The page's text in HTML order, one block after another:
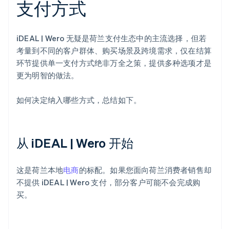
支付方式
iDEAL | Wero 无疑是荷兰支付生态中的主流选择，但若
考量到不同的客户群体、购买场景及跨境需求，仅在结算
环节提供单一支付方式绝非万全之策，提供多种选项才是
更为明智的做法。
如何决定纳入哪些方式，总结如下。
从 iDEAL | Wero 开始
这是荷兰本地电商的标配。如果您面向荷兰消费者销售却
不提供 iDEAL | Wero 支付，部分客户可能不会完成购
买。